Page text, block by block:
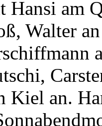
Hansi am
Walter
Kiel an.